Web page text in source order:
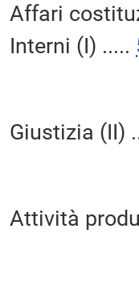
Affari
Interni (I) .....
Giustizia (II)
Attività